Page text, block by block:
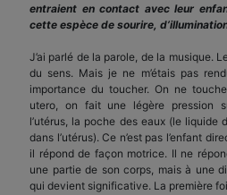
entraient en contact avec leur
cette espèce de sourire,
J’ai parlé de la parole, de la musique.
du sens. Mais je ne m’étais pas
importance du toucher. On ne
utero, on fait une légère pression
l’utérus, la poche des eaux (le liquide
dans l’utérus). Ce n’est pas l’enfant
il répond de façon motrice. Il ne
une partie de son corps, mais à une
qui devient significative. La première